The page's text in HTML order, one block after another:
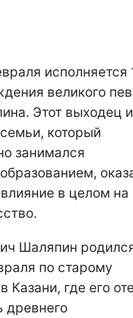
исполняется
великого
Этот выходец
который
занимался
в целом на
Шаляпин
по старому
Казани, где его
древнего